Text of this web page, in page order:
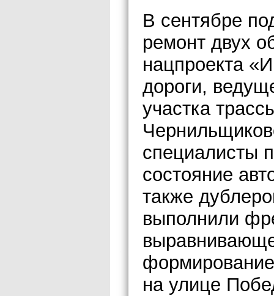
В сентябре
ремонт двух
нацпроекта
дороги,
участка
специалисты
состояние
также
выполнили
на улице